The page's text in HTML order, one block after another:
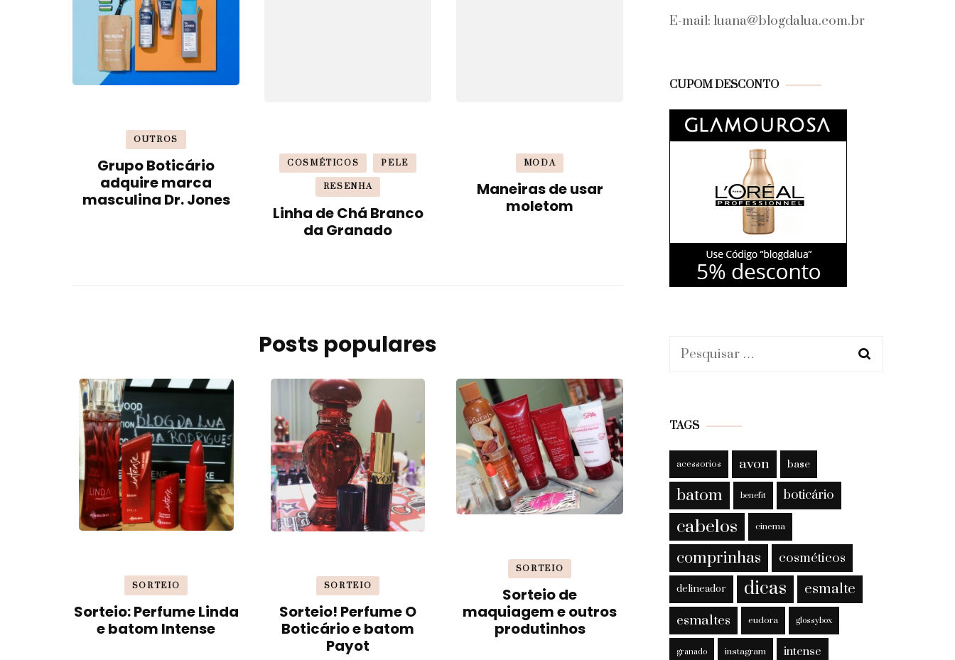
OUTROS
Grupo Boticário
adquire marca
masculina Dr. Jones
COSMÉTICOS PELE
RESENHA
Linha de Chá Branco
da Granado
MODA
Maneiras de usar
moletom
Posts populares
SORTEIO
Sorteio: Perfume Linda
e batom Intense
SORTEIO
Sorteio! Perfume O
Boticário e batom
Payot
SORTEIO
Sorteio de
maquiagem e outros
produtinhos
E-mail: luana@blogdalua.com.br
CUPOM DESCONTO
Pesquisar
TAGS
acessorios avon base
batom benefit boticário
cabelos cinema
comprinhas cosméticos
delineador dicas esmalte
esmaltes eudora glossybox
granado instagram intense